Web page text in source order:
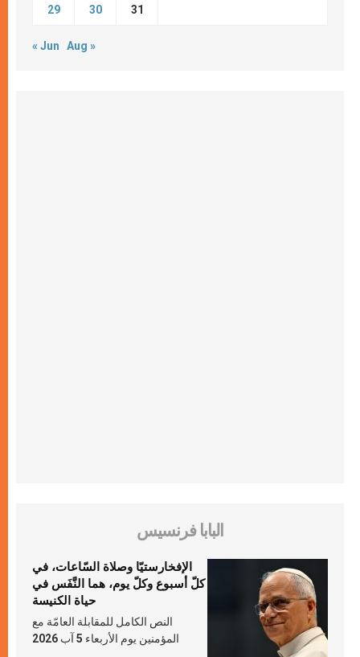
29 30 31
« Jun Aug »
البابا فرنسيس
الإفخارستيّا وصلاة السّاعات، في
كلّ أسبوع وكلّ يوم، هما النَّفَس في
حياة الكنيسة
النص الكامل للمقابلة العامّة مع
المؤمنين يوم الأربعاء 5 آب 2026